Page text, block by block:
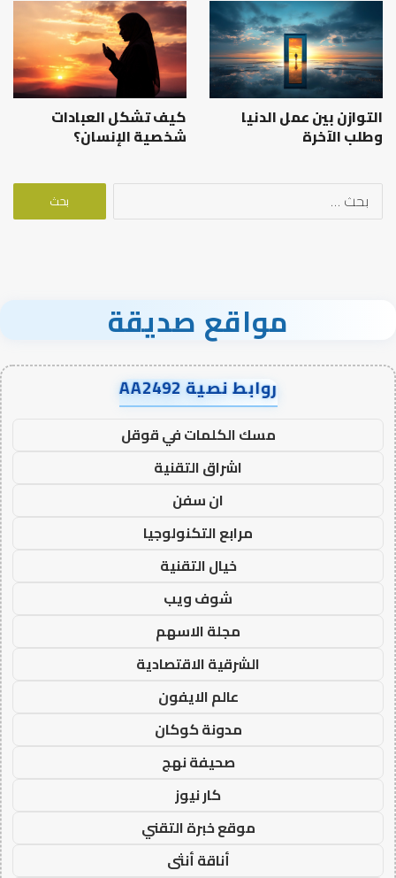
التوازن بين عمل الدنيا
وطلب الآخرة
كيف تشكل العبادات
شخصية الإنسان؟
البحث
مواقع صديقة
روابط نصية AA2492
مسك الكلمات في قوقل
اشراق التقنية
ان سفن
مرابع التكنولوجيا
خيال التقنية
شوف ويب
مجلة الاسهم
الشرقية الاقتصادية
عالم الايفون
مدونة كوكان
صحيفة نهج
كار نيوز
موقع خبرة التقني
أناقة أنثى